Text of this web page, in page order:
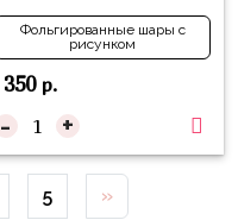
Фольгированные шары с
рисунком
350р.
- +
5 »